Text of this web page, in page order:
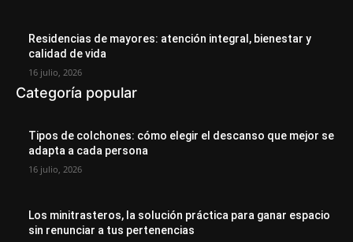
Residencias de mayores: atención integral, bienestar y
calidad de vida
16 julio, 2026
Categoría popular
Tipos de colchones: cómo elegir el descanso que mejor se
adapta a cada persona
16 julio, 2026
Los minitrasteros, la solución práctica para ganar espacio
sin renunciar a tus pertenencias